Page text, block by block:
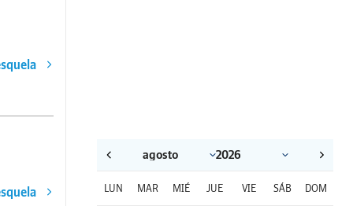
LUN MAR MIÉ JUE VIE SÁB DOM